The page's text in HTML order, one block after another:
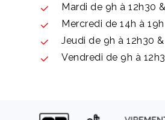
Mardi de 9h à 12h30
Mercredi de 14h à 19h
Jeudi de 9h à 12h30
Vendredi de 9h à